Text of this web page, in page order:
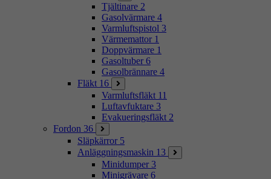
Tjältinare 2
Gasolvärmare 4
Varmluftspistol 3
Värmemattor 1
Doppvärmare 1
Gasoltuber 6
Gasolbrännare 4
Fläkt 16
Varmluftsfläkt 11
Luftavfuktare 3
Evakueringsfläkt 2
Fordon 36
Släpkärror 5
Anläggningsmaskin 13
Minidumper 3
Minigrävare 6